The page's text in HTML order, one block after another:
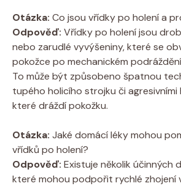
Otázka: Co jsou vřídky po holení a
Odpověď: Vřídky po holení jsou
nebo zarudlé vyvýšeniny, které se
pokožce po mechanickém
To může být způsobeno špatnou
tupého holicího strojku či
které dráždí pokožku.
Otázka: Jaké domácí léky mohou
vřídků po holení?
Odpověď: Existuje několik účinných
které mohou podpořit rychlé zhojení